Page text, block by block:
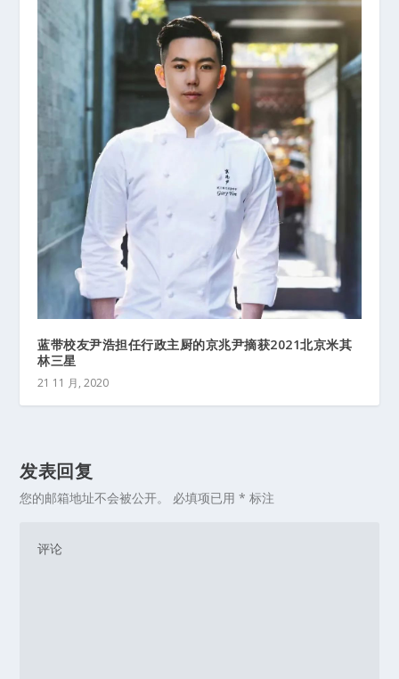
蓝带校友尹浩担任行政主厨的京兆尹摘获2021北京米其
林三星
21 11 月, 2020
发表回复
您的邮箱地址不会被公开。 必填项已用* 标注